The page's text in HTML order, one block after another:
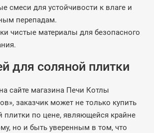
смеси для устойчивости к влаге и
перепадам.
чистые материалы для безопасного
для соляной плитки
сайте магазина Печи Котлы
заказчик может не только купить
плитки по цене, являющейся крайне
но и быть уверенным в том, что